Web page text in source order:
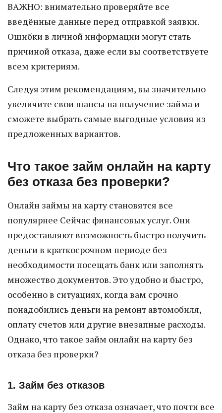
ВАЖНО: внимательно проверяйте все
введённые данные перед отправкой заявки.
Ошибки в личной информации могут стать
причиной отказа, даже если вы соответствуете
всем критериям.
Следуя этим рекомендациям, вы значительно
увеличите свои шансы на получение займа и
сможете выбрать самые выгодные условия из
предложенных вариантов.
Что такое займ онлайн на карту
без отказа без проверки?
Онлайн займы на карту становятся все
популярнее Сейчас финансовых услуг. Они
предоставляют возможность быстро получить
деньги в краткосрочном периоде без
необходимости посещать банк или заполнять
множество документов. Это удобно и быстро,
особенно в ситуациях, когда вам срочно
понадобились деньги на ремонт автомобиля,
оплату счетов или другие внезапные расходы.
Однако, что такое займ онлайн на карту без
отказа без проверки?
1. Займ без отказов
Займ на карту без отказа означает, что почти все